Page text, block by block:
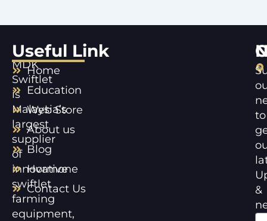
MDK
Swiftlet
is
Malaysia’s
largest
supplier
of
innovative
swiftlet
farming
equipment,
Useful Link
Home
Education
Web Store
About us
Blog
Hormone
Contact Us
to
&